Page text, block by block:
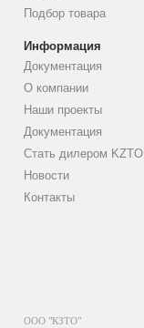
Подбор товара
Информация
Документация
О компании
Наши проекты
Документация
Стать дилером KZTO
Новости
Контакты
ООО "КЗТО"